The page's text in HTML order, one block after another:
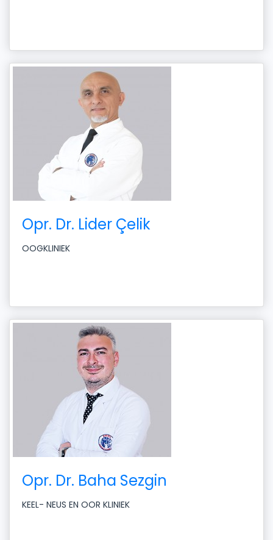
Opr. Dr. Lider Çelik
OOGKLINIEK
Opr. Dr. Baha Sezgin
KEEL- NEUS EN OOR KLINIEK